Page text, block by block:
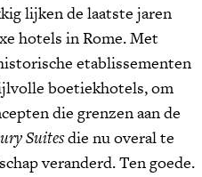
lijken de laatste jaren
hotels in Rome. Met
etablissementen
boetiekhotels, om
die grenzen aan de
Suitesdie nu overal te
veranderd. Ten goede.